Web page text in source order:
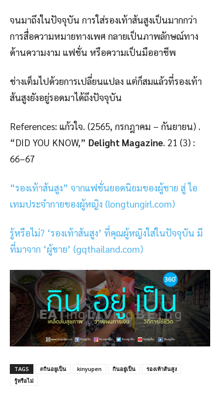
จนมาถึงในปัจจุบัน การใส่รองเท้าส้นสูงเป็นมากกว่า
การสื่อความหมายทางเพศ กลายเป็นภาพลักษณ์ทาง
ด้านความงาม แฟชั่น หรือความเป็นมืออาชีพ
ช่างเต็มไปด้วยการเปลี่ยนแปลง แต่ก็สมแล้วที่รองเท้า
ส้นสูงยังอยู่รอดมาได้ถึงปัจจุบัน
References: แก้วใจ. (2565, กรกฎาคม – กันยายน) .
“DID YOU KNOW,” Delight Magazine. 21 (3) :
66–67
“รองเท้าส้นสูง” จากแฟชั่นยอดนิยมของผู้ชาย สู่ ไอ
เทมประจำกายของผู้หญิง (longtungirl.com)
รู้หรือไม่? ‘รองเท้าส้นสูง’ ที่คุณผู้หญิงใส่ในปัจจุบัน มี
ที่มาจาก ‘ผู้ชาย’ (gqthailand.com)
TAGS #กินอยูเป็น kinyupen กินอยู่เป็น
รองเท้าส้นสูง
รู้หรือไม่